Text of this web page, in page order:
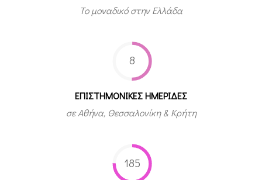
Το μοναδικό στην Ελλάδα
8
ΕΠΙΣΤΗΜΟΝΙΚΕΣ ΗΜΕΡΙΔΕΣ
σε Αθήνα, Θεσσαλονίκη & Κρήτη
185